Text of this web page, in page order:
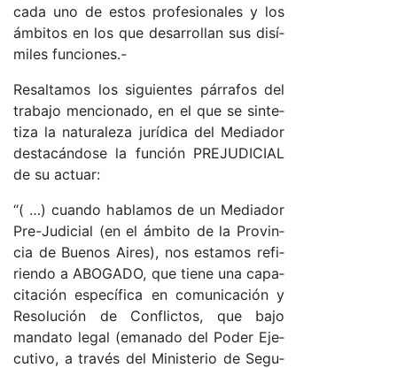
ca­da uno de es­tos pro­fe­sio­na­les y los
ám­bi­tos en los que de­sa­rro­llan sus disí­
mi­les fun­cio­nes.-
Re­sal­ta­mos los si­guien­tes pá­rra­fos del
tra­ba­jo men­cio­na­do, en el que se sin­te­
ti­za la na­tu­ra­le­za ju­rí­di­ca del Me­dia­dor
des­ta­cán­do­se la fun­ción PRE­JU­DI­CIAL
de su ac­tua­r:
“( …) cuan­do ha­bla­mos de un Me­dia­dor
Pre-­Ju­di­cial (en el ám­bi­to de la Pro­vin­
cia de Bue­nos Ai­res), nos es­ta­mos re­fi­
rien­do a ABO­GA­DO, que tie­ne una ca­pa­
ci­ta­ción es­pe­cí­fi­ca en co­mu­ni­ca­ción y
Re­so­lu­ción de Con­flic­to­s, que ba­jo
man­da­to le­gal (e­ma­na­do del Po­der Eje­
cu­ti­vo, a tra­vés del Mi­nis­te­rio de Se­gu­